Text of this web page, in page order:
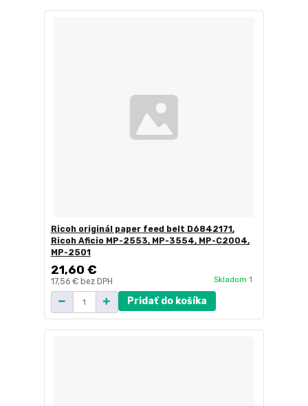
Ricoh originál paper feed belt D6842171,
Ricoh Aficio MP-2553, MP-3554, MP-C2004,
MP-2501
21,60 €
17,56 € bez DPH Skladom 1
Pridať do košíka